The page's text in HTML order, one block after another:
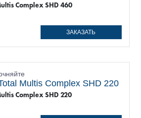
Complex SHD 460
ЗАКАЗАТЬ
Complex SHD 220